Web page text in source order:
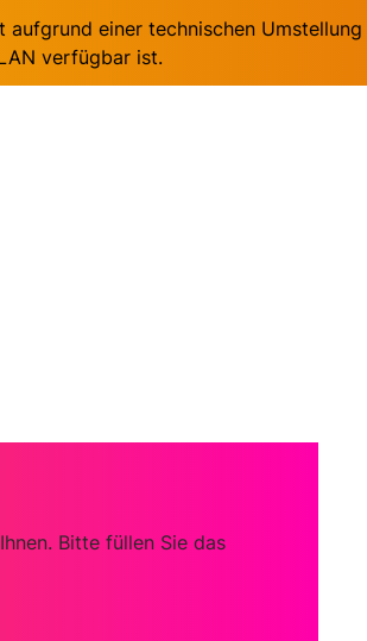
aufgrund einer technischen
verfügbar ist.
Bitte füllen Sie das